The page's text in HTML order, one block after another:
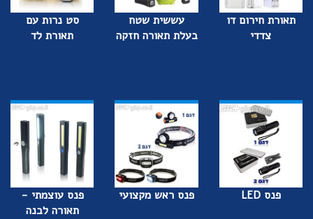
תאורת חירום דו
צדדי
עששית שטח
בעלת תאורה חזקה
סט נרות עם
תאורת לד
פנס LED פנס ראש מקצועי
פנס עוצמתי -
תאורה לבנה